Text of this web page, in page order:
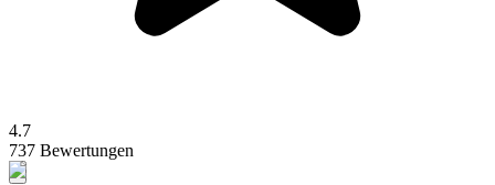
4.7
737 Bewertungen